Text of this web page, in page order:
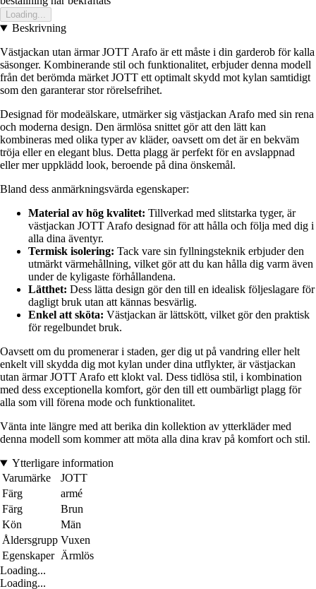
Loading...
Beskrivning
Västjackan utan ärmar JOTT Arafo är ett måste i din garderob för kalla
säsonger. Kombinerande stil och funktionalitet, erbjuder denna modell
från det berömda märket JOTT ett optimalt skydd mot kylan samtidigt
som den garanterar stor rörelsefrihet.
Designad för modeälskare, utmärker sig västjackan Arafo med sin rena
och moderna design. Den ärmlösa snittet gör att den lätt kan
kombineras med olika typer av kläder, oavsett om det är en bekväm
tröja eller en elegant blus. Detta plagg är perfekt för en avslappnad
eller mer uppklädd look, beroende på dina önskemål.
Bland dess anmärkningsvärda egenskaper:
Material av hög kvalitet: Tillverkad med slitstarka tyger, är
västjackan JOTT Arafo designad för att hålla och följa med dig i
alla dina äventyr.
Termisk isolering: Tack vare sin fyllningsteknik erbjuder den
utmärkt värmehållning, vilket gör att du kan hålla dig varm även
under de kyligaste förhållandena.
Lätthet: Dess lätta design gör den till en idealisk följeslagare för
dagligt bruk utan att kännas besvärlig.
Enkel att sköta: Västjackan är lättskött, vilket gör den praktisk
för regelbundet bruk.
Oavsett om du promenerar i staden, ger dig ut på vandring eller helt
enkelt vill skydda dig mot kylan under dina utflykter, är västjackan
utan ärmar JOTT Arafo ett klokt val. Dess tidlösa stil, i kombination
med dess exceptionella komfort, gör den till ett oumbärligt plagg för
alla som vill förena mode och funktionalitet.
Vänta inte längre med att berika din kollektion av ytterkläder med
denna modell som kommer att möta alla dina krav på komfort och stil.
Ytterligare information
Varumärke
JOTT
Färg
armé
Färg
Brun
Kön
Män
Åldersgrupp Vuxen
Egenskaper Ärmlös
Loading...
Loading...